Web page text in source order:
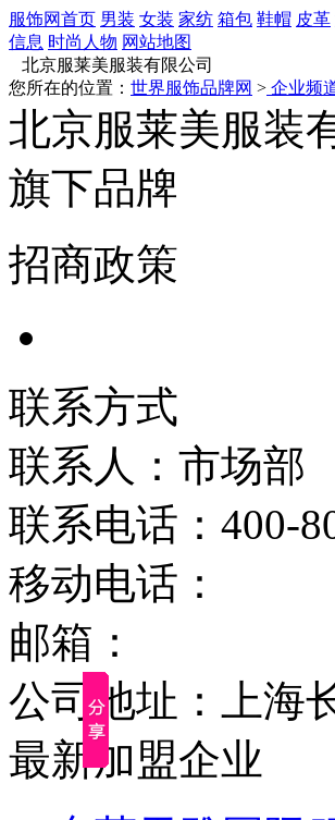
服饰网首页 男装 女装 家纺 箱包 鞋帽 皮革
信息 时尚人物 网站地图
北京服莱美服装有限公司
您所在的位置： 世界服饰品牌网 > 企业频
北京服莱美服装
旗下品牌
招商政策
联系方式
联系人：市场部
联系电话：400-
移动电话：
邮箱：
公司地址：上海
最新加盟企业